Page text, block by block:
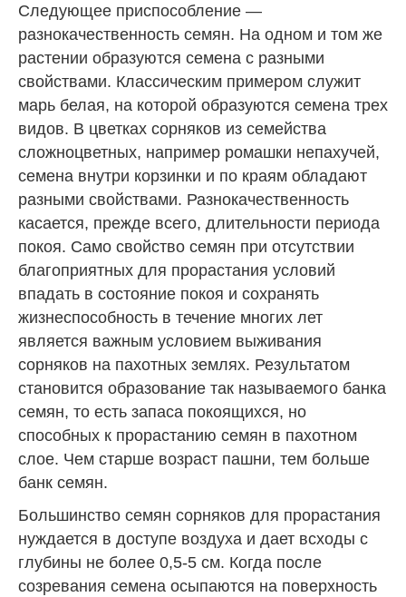
Следующее приспособление —
разнокачественность семян. На одном и том же
растении образуются семена с разными
свойствами. Классическим примером служит
марь белая, на которой образуются семена трех
видов. В цветках сорняков из семейства
сложноцветных, например ромашки непахучей,
семена внутри корзинки и по краям обладают
разными свойствами. Разнокачественность
касается, прежде всего, длительности периода
покоя. Само свойство семян при отсутствии
благоприятных для прорастания условий
впадать в состояние покоя и сохранять
жизнеспособность в течение многих лет
является важным условием выживания
сорняков на пахотных землях. Результатом
становится образование так называемого банка
семян, то есть запаса покоящихся, но
способных к прорастанию семян в пахотном
слое. Чем старше возраст пашни, тем больше
банк семян.
Большинство семян сорняков для прорастания
нуждается в доступе воздуха и дает всходы с
глубины не более 0,5-5 см. Когда после
созревания семена осыпаются на поверхность